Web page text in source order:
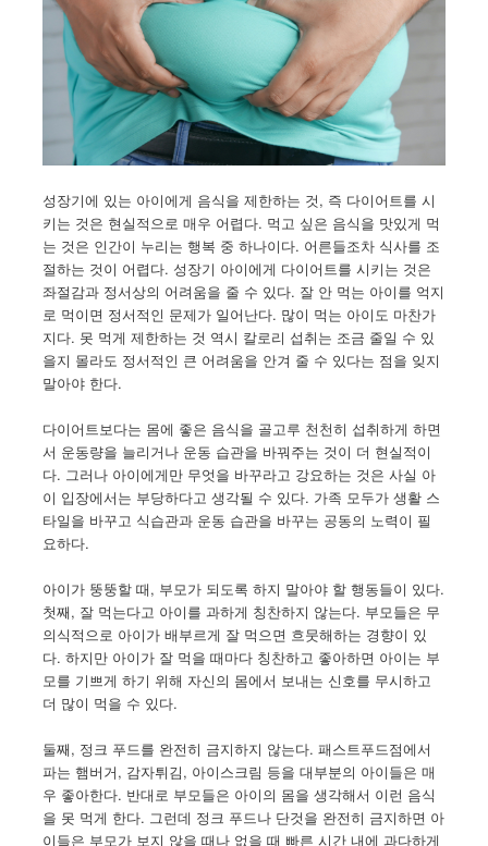
성장기에 있는 아이에게 음식을 제한하는 것, 즉 다이어트를 시
키는 것은 현실적으로 매우 어렵다. 먹고 싶은 음식을 맛있게 먹
는 것은 인간이 누리는 행복 중 하나이다. 어른들조차 식사를 조
절하는 것이 어렵다. 성장기 아이에게 다이어트를 시키는 것은
좌절감과 정서상의 어려움을 줄 수 있다. 잘 안 먹는 아이를 억지
로 먹이면 정서적인 문제가 일어난다. 많이 먹는 아이도 마찬가
지다. 못 먹게 제한하는 것 역시 칼로리 섭취는 조금 줄일 수 있
을지 몰라도 정서적인 큰 어려움을 안겨 줄 수 있다는 점을 잊지
말아야 한다.
다이어트보다는 몸에 좋은 음식을 골고루 천천히 섭취하게 하면
서 운동량을 늘리거나 운동 습관을 바꿔주는 것이 더 현실적이
다. 그러나 아이에게만 무엇을 바꾸라고 강요하는 것은 사실 아
이 입장에서는 부당하다고 생각될 수 있다. 가족 모두가 생활 스
타일을 바꾸고 식습관과 운동 습관을 바꾸는 공동의 노력이 필
요하다.
아이가 뚱뚱할 때, 부모가 되도록 하지 말아야 할 행동들이 있다.
첫째, 잘 먹는다고 아이를 과하게 칭찬하지 않는다. 부모들은 무
의식적으로 아이가 배부르게 잘 먹으면 흐뭇해하는 경향이 있
다. 하지만 아이가 잘 먹을 때마다 칭찬하고 좋아하면 아이는 부
모를 기쁘게 하기 위해 자신의 몸에서 보내는 신호를 무시하고
더 많이 먹을 수 있다.
둘째, 정크 푸드를 완전히 금지하지 않는다. 패스트푸드점에서
파는 햄버거, 감자튀김, 아이스크림 등을 대부분의 아이들은 매
우 좋아한다. 반대로 부모들은 아이의 몸을 생각해서 이런 음식
을 못 먹게 한다. 그런데 정크 푸드나 단것을 완전히 금지하면 아
이들은 부모가 보지 않을 때나 없을 때 빠른 시간 내에 과다하게